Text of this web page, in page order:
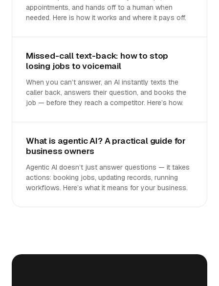
appointments, and hands off to a human when
needed. Here is how it works and where it pays off.
Missed-call text-back: how to stop
losing jobs to voicemail
When you can’t answer, an AI instantly texts the
caller back, answers their question, and books the
job — before they reach a competitor. Here’s how.
What is agentic AI? A practical guide for
business owners
Agentic AI doesn’t just answer questions — it takes
actions: booking jobs, updating records, running
workflows. Here’s what it means for your business.